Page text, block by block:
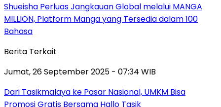
Shueisha Perluas Jangkauan Global melalui MANGA
MILLION, Platform Manga yang Tersedia dalam 100
Bahasa
Berita Terkait
Jumat, 26 September 2025 - 07:34 WIB
Dari Tasikmalaya ke Pasar Nasional, UMKM Bisa
Promosi Gratis Bersama Hallo Tasik